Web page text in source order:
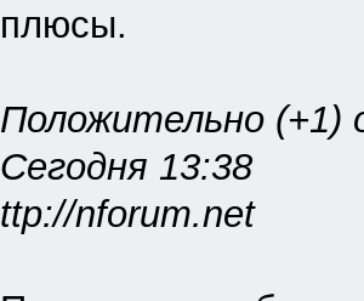
плюсы.
Положительно (+1)
Сегодня 13:38
ttp://nforum.net